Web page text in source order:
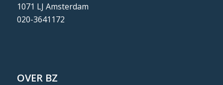
1071 LJ Amsterdam
020-3641172
OVER BZ